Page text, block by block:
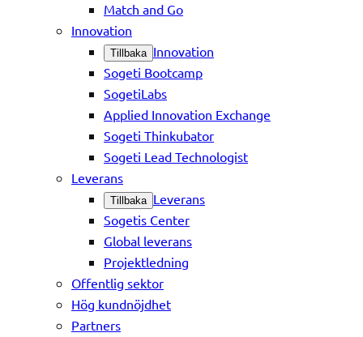
Match and Go
Innovation
Tillbaka Innovation
Sogeti Bootcamp
SogetiLabs
Applied Innovation Exchange
Sogeti Thinkubator
Sogeti Lead Technologist
Leverans
Tillbaka Leverans
Sogetis Center
Global leverans
Projektledning
Offentlig sektor
Hög kundnöjdhet
Partners